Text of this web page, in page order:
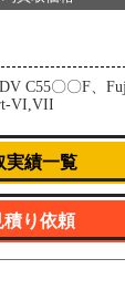
C55〇〇F、
VI,VII
実績一覧
積り依頼